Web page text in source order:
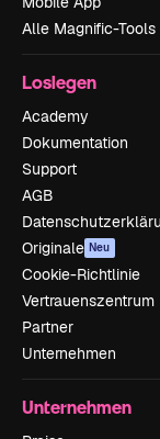
Alle Magnific-Tools
Loslegen
Academy
Dokumentation
Support
AGB
Originale Neu
Cookie-Richtlinie
Vertrauenszentrum
Partner
Unternehmen
Unternehmen